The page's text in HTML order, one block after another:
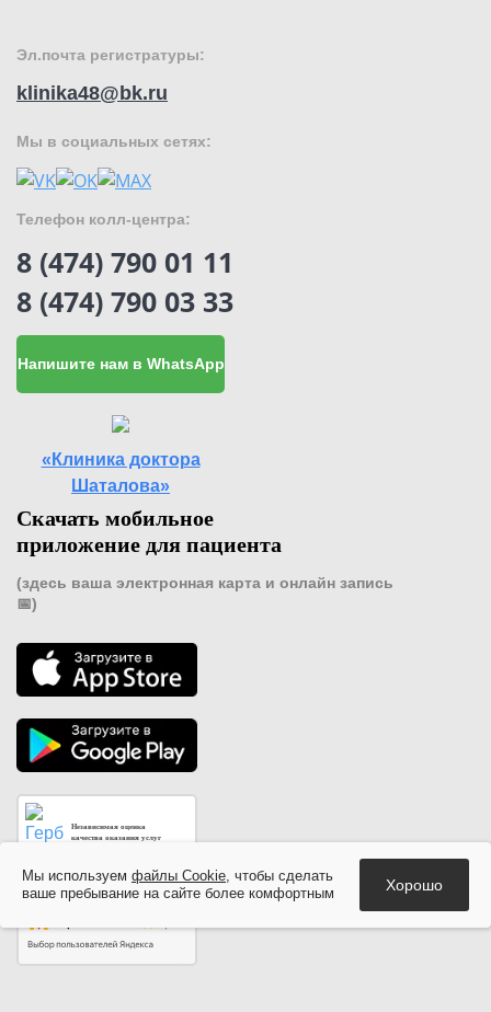
Эл.почта регистратуры:
klinika48@bk.ru
Мы в социальных сетях:
Телефон колл-центра:
8 (474) 790 01 11
8 (474) 790 03 33
Напишите нам в WhatsApp
«Клиника доктора
Шаталова»
Скачать мобильное
приложение для пациента
(здесь ваша электронная карта и онлайн запись
📅)
Независимая оценка
качества оказания услуг
Мы используем файлы Cookie, чтобы сделать
ваше пребывание на сайте более комфортным
Хорошо